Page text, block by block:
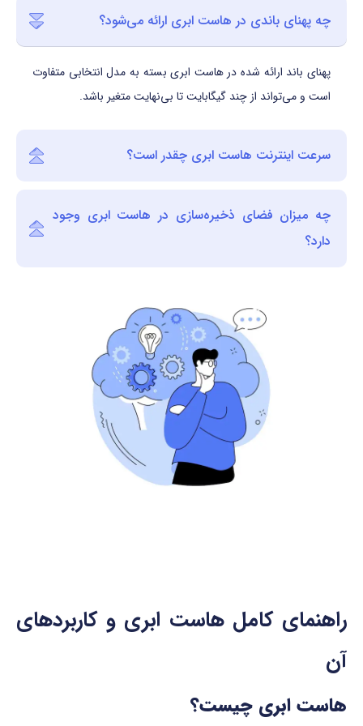
چه پهنای باندی در هاست ابری ارائه می‌شود؟
پهنای باند ارائه شده در هاست ابری بسته به مدل انتخابی متفاوت
است و می‌تواند از چند گیگابایت تا بی‌نهایت متغیر باشد.
سرعت اینترنت هاست ابری چقدر است؟
چه میزان فضای ذخیره‌سازی در هاست ابری وجود
دارد؟
راهنمای کامل هاست ابری و کاربردهای
آن
هاست ابری چیست؟